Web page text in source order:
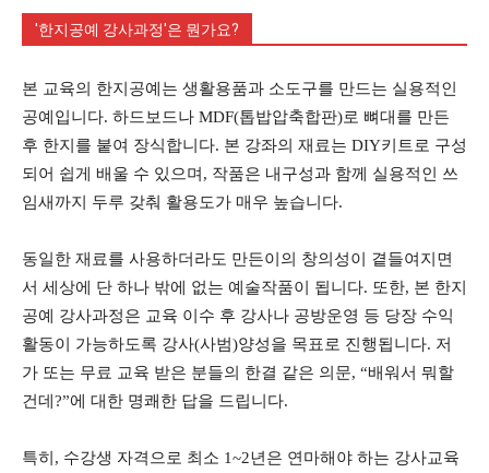
'한지공예 강사과정'은 뭔가요?
본 교육의 한지공예는 생활용품과 소도구를 만드는 실용적인
공예입니다. 하드보드나 MDF(톱밥압축합판)로 뼈대를 만든
후 한지를 붙여 장식합니다. 본 강좌의 재료는 DIY키트로 구성
되어 쉽게 배울 수 있으며, 작품은 내구성과 함께 실용적인 쓰
임새까지 두루 갖춰 활용도가 매우 높습니다.
동일한 재료를 사용하더라도 만든이의 창의성이 곁들여지면
서 세상에 단 하나 밖에 없는 예술작품이 됩니다. 또한, 본 한지
공예 강사과정은 교육 이수 후 강사나 공방운영 등 당장 수익
활동이 가능하도록 강사(사범)양성을 목표로 진행됩니다. 저
가 또는 무료 교육 받은 분들의 한결 같은 의문, “배워서 뭐할
건데?”에 대한 명쾌한 답을 드립니다.
특히, 수강생 자격으로 최소 1~2년은 연마해야 하는 강사교육